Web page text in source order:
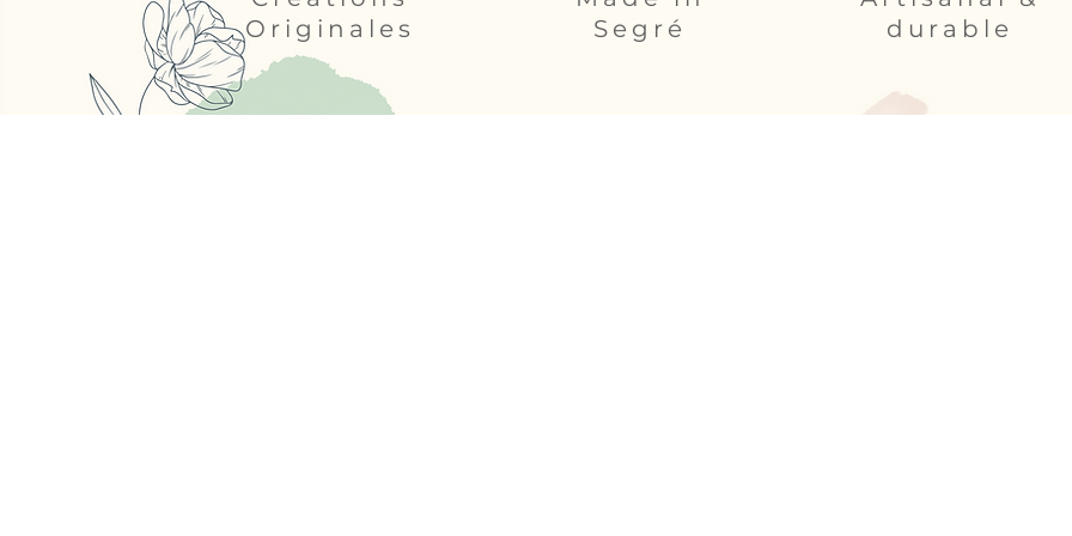
Originales
Segré
durable